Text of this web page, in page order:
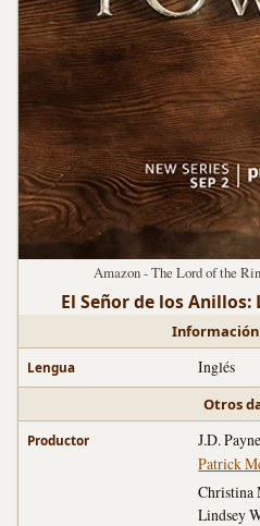
Amazon - The Lord of the
El Señor de los
Lengua Inglés
Otros
Productor
J.D.
Patrick
Christina
Lindsey